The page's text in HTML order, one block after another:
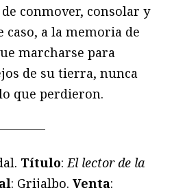
conmover, consolar y
caso, a la memoria de
marcharse para
de su tierra, nunca
que perdieron.
Título:El lector de la
: Grijalbo. Venta: